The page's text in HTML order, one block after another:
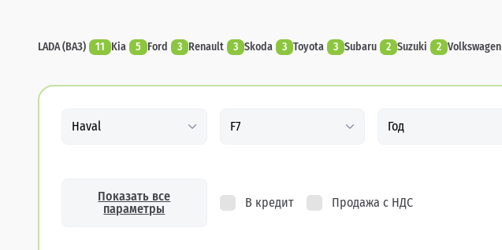
LADA (ВАЗ) 11 Kia 5 Ford 3 Renault 3 Skoda 3 Toyota 3 Subaru 2 Suzuki 2 Volkswagen
Haval F7 Год
Показать все
параметры
В кредит Продажа с НДС